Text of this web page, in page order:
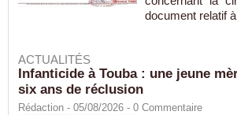
document relatif
ACTUALITÉS
Infanticide à Touba : une jeune
six ans de réclusion
Rédaction - 05/08/2026 - 0 Commentaire